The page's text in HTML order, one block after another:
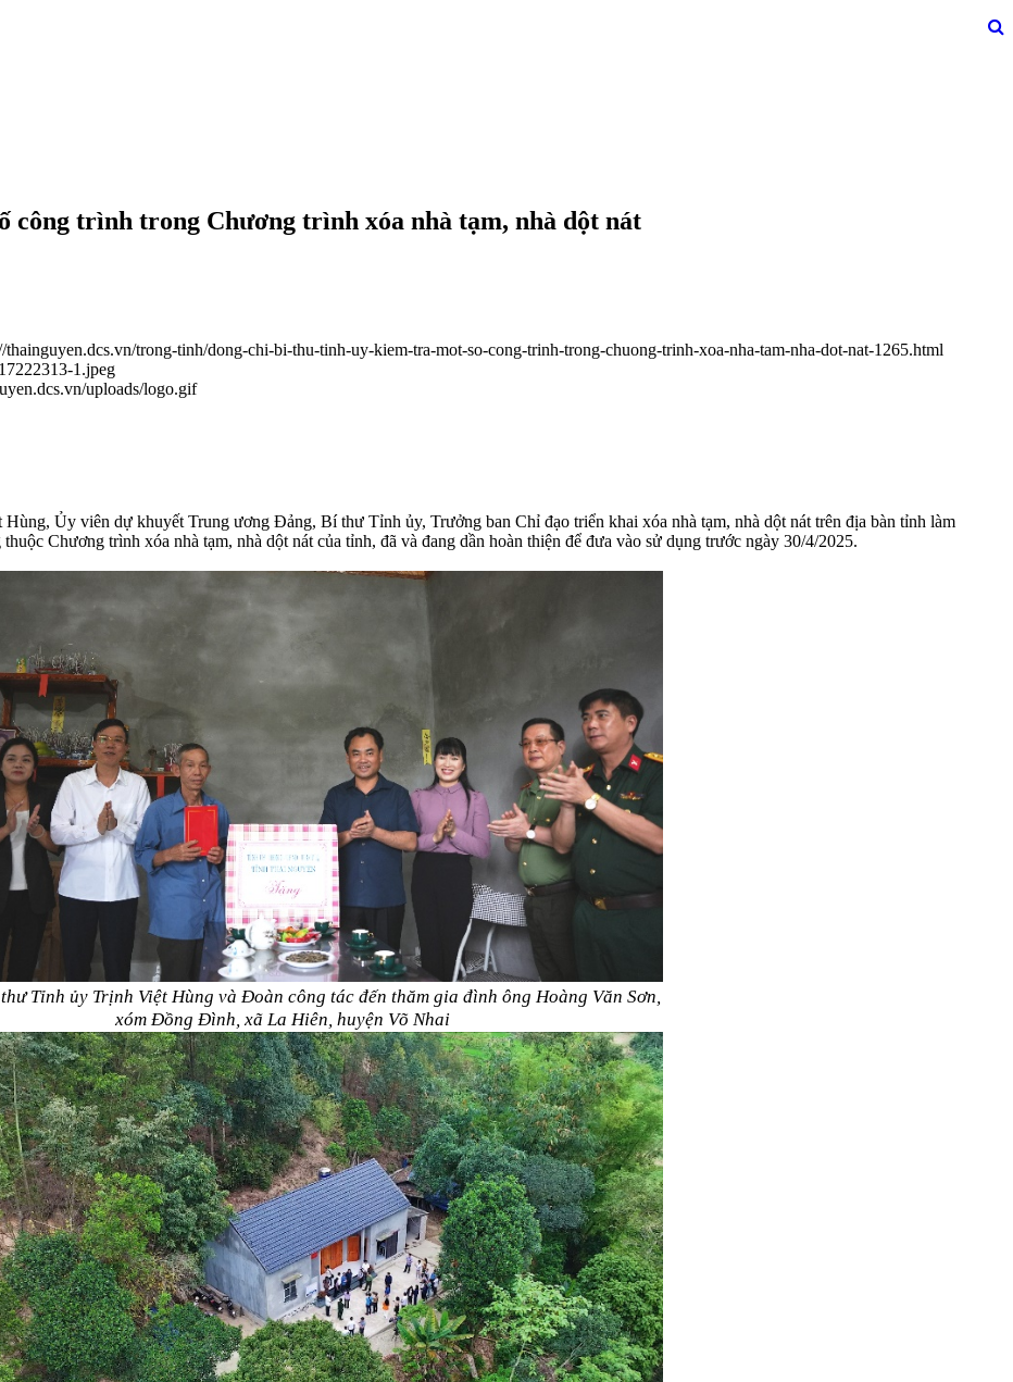
trình trong Chương trình xóa nhà tạm, nhà dột nát
thainguyen.dcs.vn/trong-tinh/dong-chi-bi-thu-tinh-uy-kiem-tra-mot-so-cong-trinh-trong-chuong-trinh-xoa-nha-tam-nha-dot-nat-1265.html
1.jpeg
uploads/logo.gif
Ủy viên dự khuyết Trung ương Đảng, Bí thư Tỉnh ủy, Trưởng ban Chỉ đạo triển khai xóa nhà tạm, nhà dột nát trên địa bàn tỉnh làm
Chương trình xóa nhà tạm, nhà dột nát của tỉnh, đã và đang dần hoàn thiện để đưa vào sử dụng trước ngày 30/4/2025.
Tỉnh ủy Trịnh Việt Hùng và Đoàn công tác đến thăm gia đình ông Hoàng Văn Sơn,
xóm Đồng Đình, xã La Hiên, huyện Võ Nhai